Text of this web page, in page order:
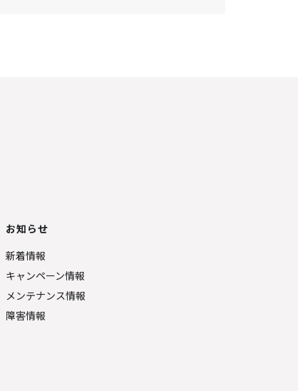
お知らせ
新着情報
キャンペーン情報
メンテナンス情報
障害情報